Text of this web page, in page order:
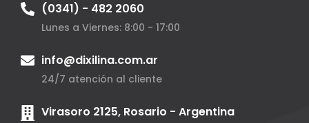
(0341) - 482 2060
Lunes a Viernes: 8:00 - 17:00
info@dixilina.com.ar
24/7 atención al cliente
Virasoro 2125, Rosario - Argentina